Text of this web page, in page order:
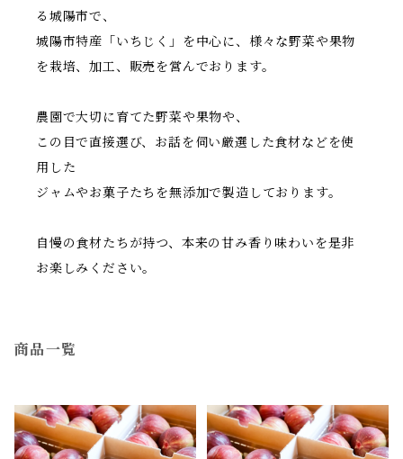
る城陽市で、
城陽市特産「いちじく」を中心に、様々な野菜や果物
を栽培、加工、販売を営んでおります。
農園で大切に育てた野菜や果物や、
この目で直接選び、お話を伺い厳選した食材などを使
用した
ジャムやお菓子たちを無添加で製造しております。
自慢の食材たちが持つ、本来の甘み香り味わいを是非
お楽しみください。
商品一覧